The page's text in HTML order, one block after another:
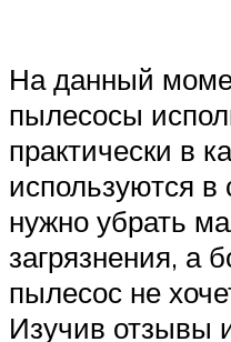
На данный
пылесосы
практически в
используются в
нужно убрать
загрязнения, а
пылесос не
Изучив отзывы